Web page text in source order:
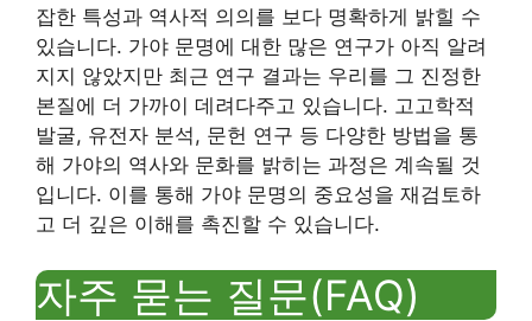
잡한 특성과 역사적 의의를 보다 명확하게 밝힐 수
있습니다. 가야 문명에 대한 많은 연구가 아직 알려
지지 않았지만 최근 연구 결과는 우리를 그 진정한
본질에 더 가까이 데려다주고 있습니다. 고고학적
발굴, 유전자 분석, 문헌 연구 등 다양한 방법을 통
해 가야의 역사와 문화를 밝히는 과정은 계속될 것
입니다. 이를 통해 가야 문명의 중요성을 재검토하
고 더 깊은 이해를 촉진할 수 있습니다.
자주 묻는 질문(FAQ)